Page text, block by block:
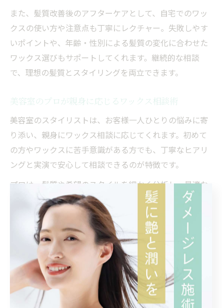
また、髪質改善後のアフターケアとして、自宅でのワッ
クスの使い方や注意点も丁寧にレクチャー。失敗しやす
いポイントや、年齢・性別による髪質の変化に合わせた
ワックス選びもサポートしてくれます。継続的な相談
で、理想の髪質とスタイリングを両立できます。
美容室のプロが親身に応じるワックス相談術
美容室のスタイリストは、お客様一人ひとりの悩みに寄
り添い、親身にワックス相談に応じてくれます。初めて
の方やワックスに苦手意識がある方でも、丁寧なヒアリ
ングと実演で安心して相談できるのが特徴です。
プロは、髪質や希望のスタイルを細かく分析し、最適な
アドバイスを提供。例えば「鶴見 美容院 カットがうま
い」と評判のサロンでは、カットとワックスの相性まで
考慮し、再現性の高いセット方法を提案してくれます。
ワックスの量や使い方のコツ、失敗しやすいポイントな
ども具体的に教えてもらえるため、日常のスタイリング
が楽になります。
また、忙しい方や予約なしで来店する方にも柔軟に対応